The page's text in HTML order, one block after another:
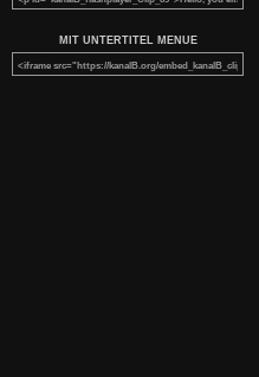
MIT UNTERTITEL MENUE